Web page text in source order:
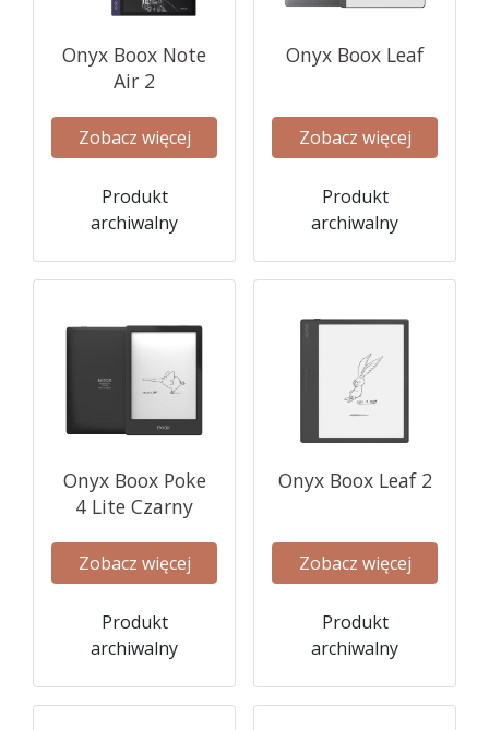
Onyx Boox Note
Air 2
Zobacz więcej
Produkt
archiwalny
Onyx Boox Leaf
Zobacz więcej
Produkt
archiwalny
Onyx Boox Poke
4 Lite Czarny
Zobacz więcej
Produkt
archiwalny
Onyx Boox Leaf 2
Zobacz więcej
Produkt
archiwalny